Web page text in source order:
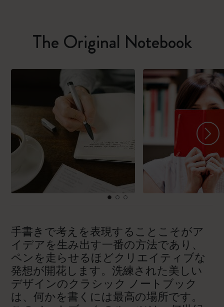
The Original Notebook
手書きで考えを表現することこそがア
イデアを生み出す一番の方法であり、
ペンを走らせるほどクリエイティブな
発想が開花します。洗練された美しい
デザインのクラシック ノートブック
は、何かを書くには最高の場所です。